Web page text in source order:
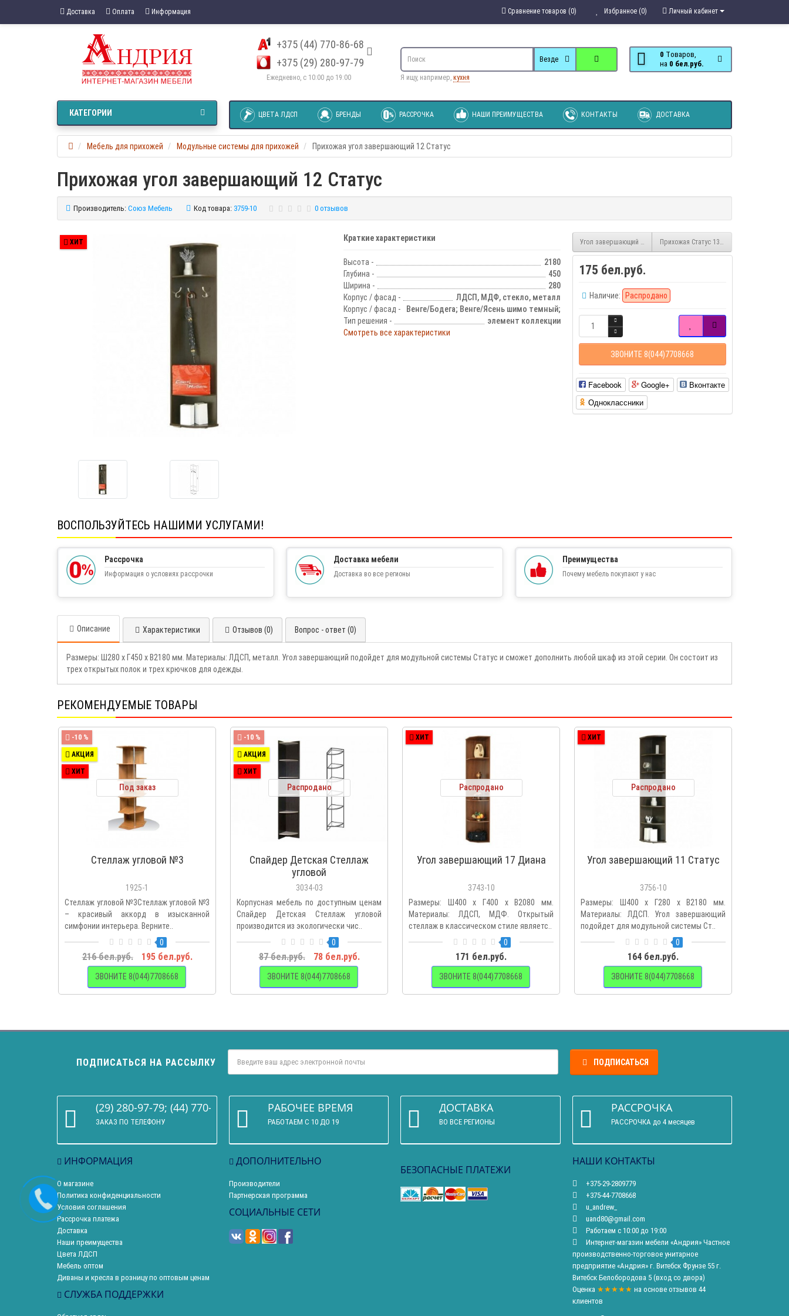
Доставка Оплата Информация Личный кабинет
Избранное (0)
Сравнение товаров (0)
+375 (44) 770-86-68
+375 (29) 280-97-79
Ежедневно, с 10:00 до 19:00
0 Tоваров,
на
0 бел.руб.
Везде
Я ищу, например, кухня
ЦВЕТА ЛДСП БРЕНДЫ РАССРОЧКА НАШИ ПРЕИМУЩЕСТВА КОНТАКТЫ ДОСТАВКА
КАТЕГОРИИ
Мебель для прихожей Модульные системы для прихожей Прихожая угол завершающий 12 Статус
Прихожая угол завершающий 12 Статус
Производитель: Союз Мебель Код товара: 3759-10 0 отзывов
ХИТ Краткие характеристики
Высота -
2180
Глубина -
450
Ширина -
280
Корпус / фасад -
ЛДСП, МДФ, стекло, металл
Корпус / фасад -
Венге/Бодега; Венге/Ясень шимо темный;
Тип решения -
элемент коллекции
Смотреть все характеристики
Угол завершающий 16 ДианаПрихожая Статус 13 вешалка
175 бел.руб.
Наличие: Распродано
ЗВОНИТЕ 8(044)7708668
Facebook Google+
Вконтакте
Одноклассники
ВОСПОЛЬЗУЙТЕСЬ НАШИМИ УСЛУГАМИ!
Рассрочка
Информация о условиях рассрочки
Доставка мебели
Доставка во все регионы
Преимущества
Почему мебель покупают у нас
Описание Характеристики Отзывов (0) Вопрос - ответ (0)
Размеры: Ш280 х Г450 х В2180 мм. Материалы: ЛДСП, металл. Угол завершающий подойдет для модульной системы Статус и сможет дополнить любой шкаф из этой серии. Он состоит из
трех открытых полок и трех крючков для одежды.
РЕКОМЕНДУЕМЫЕ ТОВАРЫ
-10 %
АКЦИЯ
ХИТ
Под заказ
Стеллаж угловой №3
1925-1
Стеллаж угловой №3Стеллаж угловой №3
– красивый аккорд в изысканной
симфонии интерьера. Верните..
0
216 бел.руб. 195 бел.руб.
ЗВОНИТЕ 8(044)7708668
-10 %
АКЦИЯ
ХИТ
Распродано
Спайдер Детская Стеллаж
угловой
3034-03
Корпусная мебель по доступным ценам
Спайдер Детская Стеллаж угловой
производится из экологически чис..
0
87 бел.руб. 78 бел.руб.
ЗВОНИТЕ 8(044)7708668
ХИТ
Распродано
Угол завершающий 17 Диана
3743-10
Размеры: Ш400 х Г400 х В2080 мм.
Материалы: ЛДСП, МДФ. Открытый
стеллаж в классическом стиле являетс..
0
171 бел.руб.
ЗВОНИТЕ 8(044)7708668
ХИТ
Распродано
Угол завершающий 11 Статус
3756-10
Размеры: Ш400 х Г280 х В2180 мм.
Материалы: ЛДСП. Угол завершающий
подойдет для модульной системы Ст..
0
164 бел.руб.
ЗВОНИТЕ 8(044)7708668
ПОДПИСАТЬСЯ НА РАССЫЛКУ ПОДПИСАТЬСЯ
(29) 280-97-79; (44) 770-86-68
ЗАКАЗ ПО ТЕЛЕФОНУ
РАБОЧЕЕ ВРЕМЯ
РАБОТАЕМ С 10 ДО 19
ДОСТАВКА
ВО ВСЕ РЕГИОНЫ
РАССРОЧКА
РАССРОЧКА до 4 месяцев
ИНФОРМАЦИЯ
О магазине
Политика конфиденциальности
Условия соглашения
Рассрочка платежа
Доставка
Наши преимущества
Цвета ЛДСП
Мебель оптом
Диваны и кресла в розницу по оптовым ценам
СЛУЖБА ПОДДЕРЖКИ
ДОПОЛНИТЕЛЬНО
Производители
Партнерская программа
СОЦИАЛЬНЫЕ СЕТИ
БЕЗОПАСНЫЕ ПЛАТЕЖИ
НАШИ КОНТАКТЫ
+375-29-2809779
+375-44-7708668
u_andrew_
uand80@gmail.com
Работаем с 10:00 до 19:00
Интернет-магазин мебели «Андрия» Частное
производственно-торговое унитарное
предприятие «Андрия» г. Витебск Фрунзе 55 г.
Витебск Белобородова 5 (вход со двора)
Оценка ★★★★★ на основе отзывов 44
клиентов